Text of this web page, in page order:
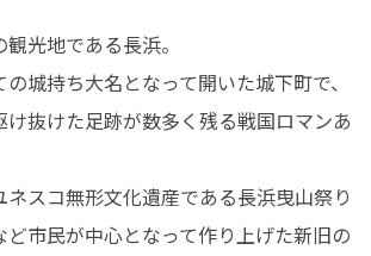
光地である長浜。
城持ち大名となって開いた城下町で、
抜けた足跡が数多く残る戦国ロマンあ
スコ無形文化遺産である長浜曳山祭り
市民が中心となって作り上げた新旧の